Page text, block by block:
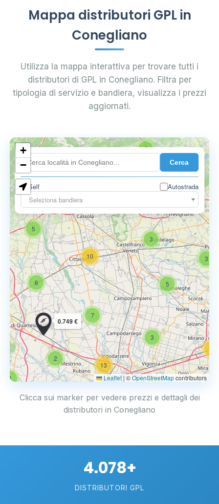
Mappa distributori GPL in
Conegliano
Utilizza la mappa interattiva per trovare tutti i
distributori di GPL in Conegliano. Filtra per
tipologia di servizio e bandiera, visualizza i prezzi
aggiornati.
Cerca
Self
Autostrada
Seleziona bandiera
3
14
3
2
5
6
4
2
5
3
6
10
7
13
0.749 €
+
−
Leaflet | ©OpenStreetMapcontributors
Clicca sui marker per vedere prezzi e dettagli dei
distributori in Conegliano
4.078+
DISTRIBUTORI GPL